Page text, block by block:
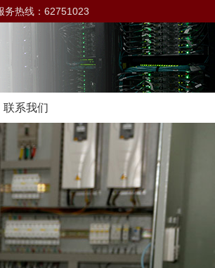
务热线：62751023
联系我们